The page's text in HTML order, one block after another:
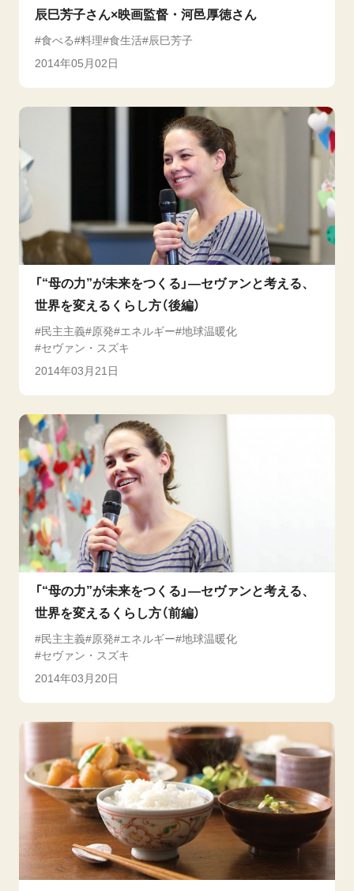
辰巳芳子さん×映画監督・河邑厚徳さん
食べる 料理 食生活
辰巳芳子
2014年05月02日
「“母の力”が未来をつくる」―セヴァンと考える、
世界を変えるくらし方（後編）
民主主義 原発 エネルギー 地球温暖化
セヴァン・スズキ
2014年03月21日
「“母の力”が未来をつくる」―セヴァンと考える、
世界を変えるくらし方（前編）
民主主義 原発 エネルギー 地球温暖化
セヴァン・スズキ
2014年03月20日